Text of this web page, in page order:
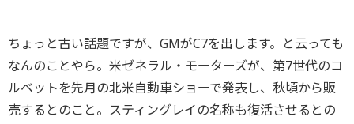
ちょっと古い話題ですが、GMがC7を出します。と云っても
なんのことやら。米ゼネラル・モーターズが、第7世代のコ
ルベットを先月の北米自動車ショーで発表し、秋頃から販
売するとのこと。スティングレイの名称も復活させるとの